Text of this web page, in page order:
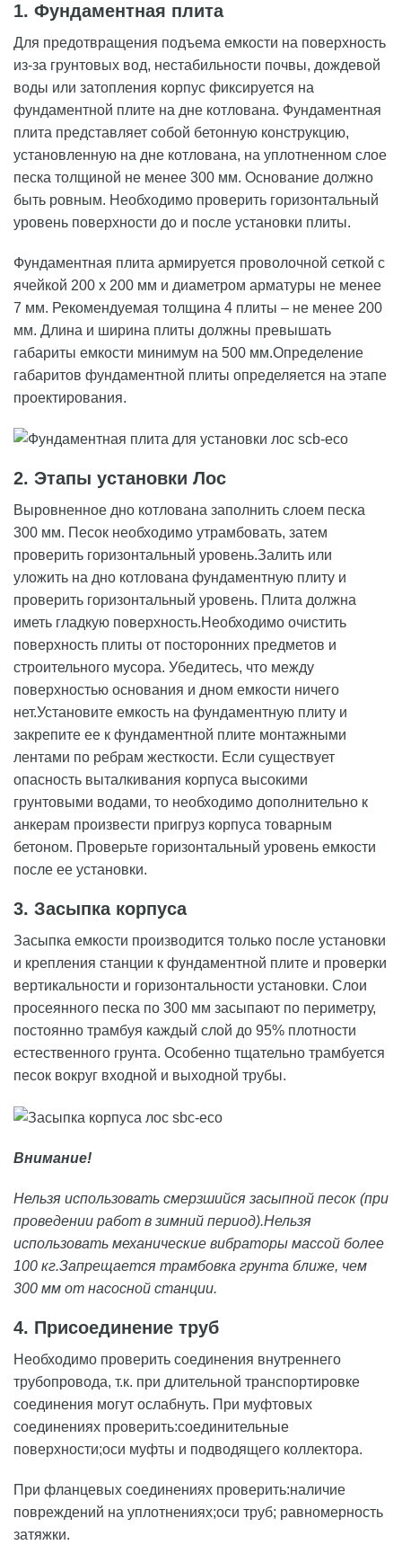
1. Фундаментная плита
Для предотвращения подъема емкости на поверхность
из-за грунтовых вод, нестабильности почвы, дождевой
воды или затопления корпус фиксируется на
фундаментной плите на дне котлована. Фундаментная
плита представляет собой бетонную конструкцию,
установленную на дне котлована, на уплотненном слое
песка толщиной не менее 300 мм. Основание должно
быть ровным. Необходимо проверить горизонтальный
уровень поверхности до и после установки плиты.
Фундаментная плита армируется проволочной сеткой с
ячейкой 200 х 200 мм и диаметром арматуры не менее
7 мм. Рекомендуемая толщина 4 плиты – не менее 200
мм. Длина и ширина плиты должны превышать
габариты емкости минимум на 500 мм.Определение
габаритов фундаментной плиты определяется на этапе
проектирования.
2. Этапы установки Лос
Выровненное дно котлована заполнить слоем песка
300 мм. Песок необходимо утрамбовать, затем
проверить горизонтальный уровень.Залить или
уложить на дно котлована фундаментную плиту и
проверить горизонтальный уровень. Плита должна
иметь гладкую поверхность.Необходимо очистить
поверхность плиты от посторонних предметов и
строительного мусора. Убедитесь, что между
поверхностью основания и дном емкости ничего
нет.Установите емкость на фундаментную плиту и
закрепите ее к фундаментной плите монтажными
лентами по ребрам жесткости. Если существует
опасность выталкивания корпуса высокими
грунтовыми водами, то необходимо дополнительно к
анкерам произвести пригруз корпуса товарным
бетоном. Проверьте горизонтальный уровень емкости
после ее установки.
3. Засыпка корпуса
Засыпка емкости производится только после установки
и крепления станции к фундаментной плите и проверки
вертикальности и горизонтальности установки. Слои
просеянного песка по 300 мм засыпают по периметру,
постоянно трамбуя каждый слой до 95% плотности
естественного грунта. Особенно тщательно трамбуется
песок вокруг входной и выходной трубы.
Внимание!
Нельзя использовать смерзшийся засыпной песок (при
проведении работ в зимний период).Нельзя
использовать механические вибраторы массой более
100 кг.Запрещается трамбовка грунта ближе, чем
300 мм от насосной станции.
4. Присоединение труб
Необходимо проверить соединения внутреннего
трубопровода, т.к. при длительной транспортировке
соединения могут ослабнуть. При муфтовых
соединениях проверить:соединительные
поверхности;оси муфты и подводящего коллектора.
При фланцевых соединениях проверить:наличие
повреждений на уплотнениях;оси труб; равномерность
затяжки.